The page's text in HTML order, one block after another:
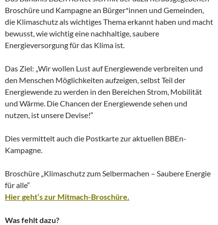
Broschüre und Kampagne an Bürger*innen und Gemeinden,
die Klimaschutz als wichtiges Thema erkannt haben und macht
bewusst, wie wichtig eine nachhaltige, saubere
Energieversorgung für das Klima ist.
Das Ziel: „Wir wollen Lust auf Energiewende verbreiten und
den Menschen Möglichkeiten aufzeigen, selbst Teil der
Energiewende zu werden in den Bereichen Strom, Mobilität
und Wärme. Die Chancen der Energiewende sehen und
nutzen, ist unsere Devise!“
Dies vermittelt auch die Postkarte zur aktuellen BBEn-
Kampagne.
Broschüre „Klimaschutz zum Selbermachen – Saubere Energie
für alle“
Hier geht’s zur Mitmach-Broschüre.
Was fehlt dazu?